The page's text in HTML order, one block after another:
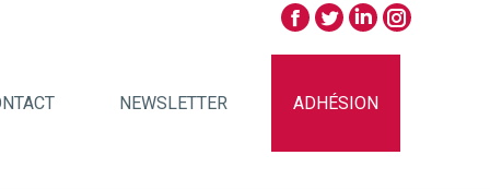
NEWSLETTER ADHÉSION